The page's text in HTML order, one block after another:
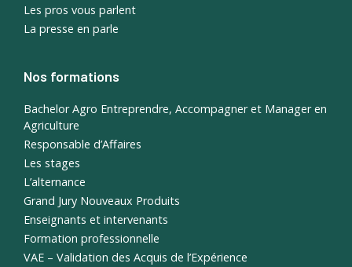
Les pros vous parlent
La presse en parle
Nos formations
Bachelor Agro Entreprendre, Accompagner et Manager en
Agriculture
Responsable d’Affaires
Les stages
L’alternance
Grand Jury Nouveaux Produits
Enseignants et intervenants
Formation professionnelle
VAE – Validation des Acquis de l’Expérience